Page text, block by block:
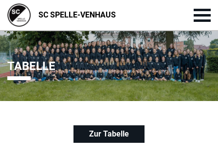
SC SPELLE-VENHAUS
TABELLE
Zur Tabelle